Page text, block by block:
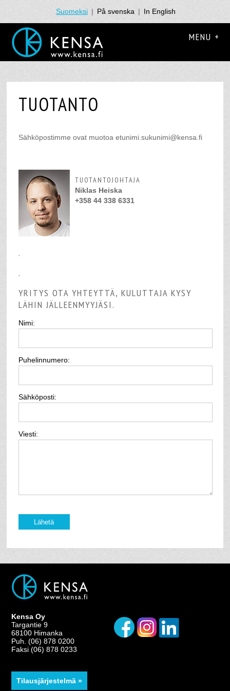
MENU +
Suomeksi | På svenska | In English
TUOTANTO
Sähköpostimme ovat muotoa etunimi.sukunimi@kensa.fi
TUOTANTOJOHTAJA
Niklas Heiska
+358 44 338 6331
.
.
YRITYS OTA YHTEYTTÄ, KULUTTAJA KYSY
LÄHIN JÄLLEENMYYJÄSI.
Nimi:
Puhelinnumero:
Sähköposti:
Viesti:
Kensa Oy
Targantie 9
68100 Himanka
Puh. (06) 878 0200
Faksi (06) 878 0233
Tilausjärjestelmä »